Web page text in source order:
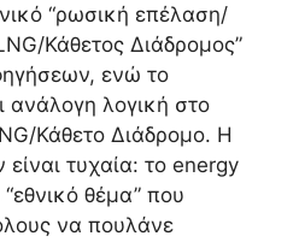
“ρωσική επέλαση/
Κάθετος Διάδρομος”
ενώ το
ανάλογη λογική στο
Κάθετο Διάδρομο. Η
τυχαία: το energy
“εθνικό θέμα” που
να πουλάνε